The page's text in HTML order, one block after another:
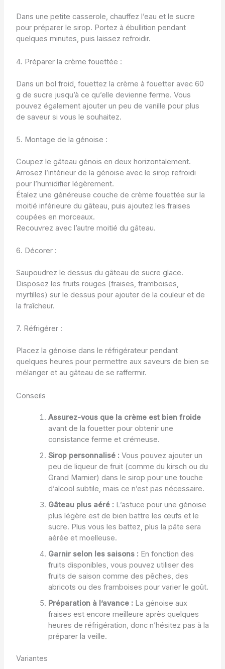
Dans une petite casserole, chauffez l’eau et le sucre
pour préparer le sirop. Portez à ébullition pendant
quelques minutes, puis laissez refroidir.
4. Préparer la crème fouettée :
Dans un bol froid, fouettez la crème à fouetter avec 60
g de sucre jusqu’à ce qu’elle devienne ferme. Vous
pouvez également ajouter un peu de vanille pour plus
de saveur si vous le souhaitez.
5. Montage de la génoise :
Coupez le gâteau génois en deux horizontalement.
Arrosez l’intérieur de la génoise avec le sirop refroidi
pour l’humidifier légèrement.
Étalez une généreuse couche de crème fouettée sur la
moitié inférieure du gâteau, puis ajoutez les fraises
coupées en morceaux.
Recouvrez avec l’autre moitié du gâteau.
6. Décorer :
Saupoudrez le dessus du gâteau de sucre glace.
Disposez les fruits rouges (fraises, framboises,
myrtilles) sur le dessus pour ajouter de la couleur et de
la fraîcheur.
7. Réfrigérer :
Placez la génoise dans le réfrigérateur pendant
quelques heures pour permettre aux saveurs de bien se
mélanger et au gâteau de se raffermir.
Conseils
Assurez-vous que la crème est bien froide
avant de la fouetter pour obtenir une
consistance ferme et crémeuse.
Sirop personnalisé : Vous pouvez ajouter un
peu de liqueur de fruit (comme du kirsch ou du
Grand Marnier) dans le sirop pour une touche
d’alcool subtile, mais ce n’est pas nécessaire.
Gâteau plus aéré : L’astuce pour une génoise
plus légère est de bien battre les œufs et le
sucre. Plus vous les battez, plus la pâte sera
aérée et moelleuse.
Garnir selon les saisons : En fonction des
fruits disponibles, vous pouvez utiliser des
fruits de saison comme des pêches, des
abricots ou des framboises pour varier le goût.
Préparation à l’avance : La génoise aux
fraises est encore meilleure après quelques
heures de réfrigération, donc n’hésitez pas à la
préparer la veille.
Variantes